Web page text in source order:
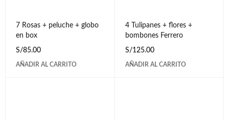
7 Rosas + peluche + globo
en box
S/85.00
AÑADIR AL CARRITO
4 Tulipanes + flores +
bombones Ferrero
S/125.00
AÑADIR AL CARRITO